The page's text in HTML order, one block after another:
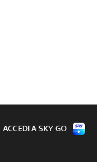
ACCEDI A SKY GO